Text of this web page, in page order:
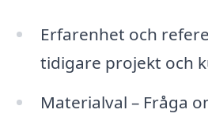
Erfarenhet och
tidigare projekt och
Materialval – Fråga